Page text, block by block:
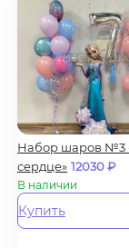
Набор шаров №3
сердце» 12030₽
В наличии
Купить